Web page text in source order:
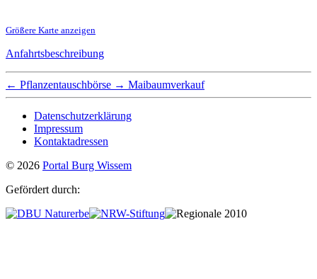
Größere Karte anzeigen
Anfahrtsbeschreibung
← Pflanzentauschbörse → Maibaumverkauf
Datenschutzerklärung
Impressum
Kontaktadressen
© 2026 Portal Burg Wissem
Gefördert durch: